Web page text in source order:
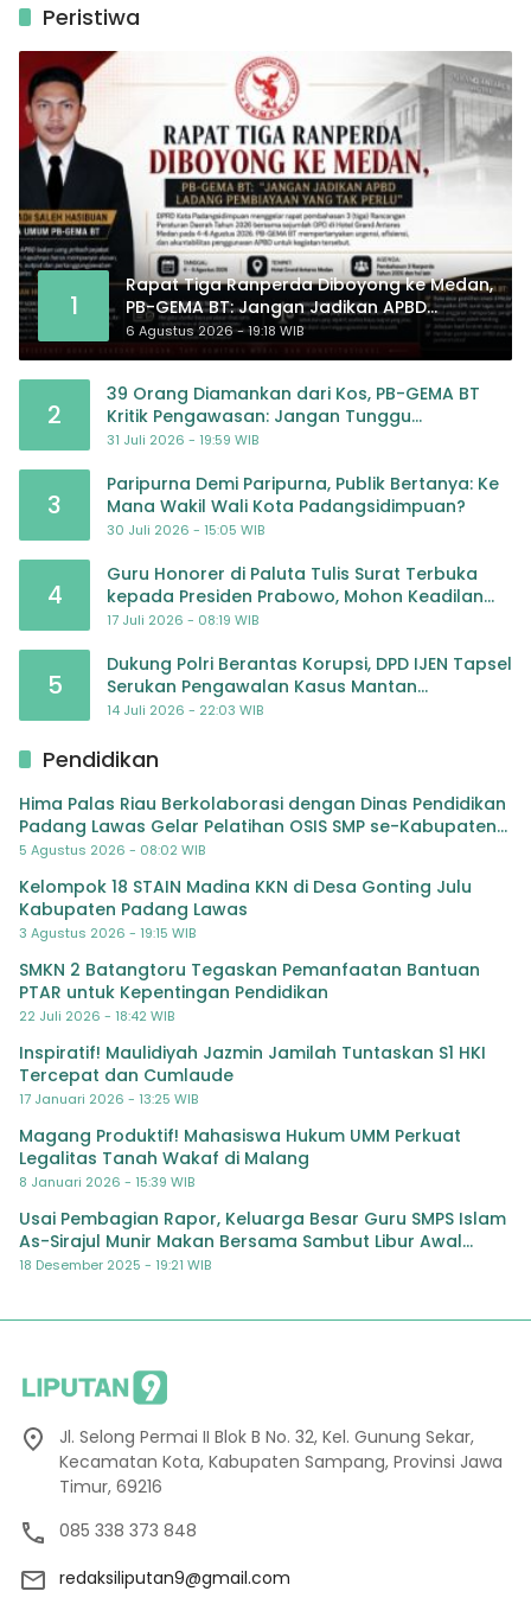
Peristiwa
1
Rapat Tiga Ranperda Diboyong ke Medan,
PB-GEMA BT: Jangan Jadikan APBD
Ladang Pembiayaan yang Tak Perlu
6 Agustus 2026 - 19:18 WIB
2
39 Orang Diamankan dari Kos, PB-GEMA BT
Kritik Pengawasan: Jangan Tunggu
Masyarakat Bergerak Baru Negara Bertindak
31 Juli 2026 - 19:59 WIB
3
Paripurna Demi Paripurna, Publik Bertanya: Ke
Mana Wakil Wali Kota Padangsidimpuan?
30 Juli 2026 - 15:05 WIB
4
Guru Honorer di Paluta Tulis Surat Terbuka
kepada Presiden Prabowo, Mohon Keadilan
atas Dugaan Kriminalisasi
17 Juli 2026 - 08:19 WIB
5
Dukung Polri Berantas Korupsi, DPD IJEN Tapsel
Serukan Pengawalan Kasus Mantan
Jampidsus hingga Tuntas
14 Juli 2026 - 22:03 WIB
Pendidikan
Hima Palas Riau Berkolaborasi dengan Dinas Pendidikan
Padang Lawas Gelar Pelatihan OSIS SMP se-Kabupaten
Padang Lawas
5 Agustus 2026 - 08:02 WIB
Kelompok 18 STAIN Madina KKN di Desa Gonting Julu
Kabupaten Padang Lawas
3 Agustus 2026 - 19:15 WIB
SMKN 2 Batangtoru Tegaskan Pemanfaatan Bantuan
PTAR untuk Kepentingan Pendidikan
22 Juli 2026 - 18:42 WIB
Inspiratif! Maulidiyah Jazmin Jamilah Tuntaskan S1 HKI
Tercepat dan Cumlaude
17 Januari 2026 - 13:25 WIB
Magang Produktif! Mahasiswa Hukum UMM Perkuat
Legalitas Tanah Wakaf di Malang
8 Januari 2026 - 15:39 WIB
Usai Pembagian Rapor, Keluarga Besar Guru SMPS Islam
As-Sirajul Munir Makan Bersama Sambut Libur Awal
Semester
18 Desember 2025 - 19:21 WIB
Jl. Selong Permai II Blok B No. 32, Kel. Gunung Sekar,
Kecamatan Kota, Kabupaten Sampang, Provinsi Jawa
Timur, 69216
085 338 373 848
redaksiliputan9@gmail.com